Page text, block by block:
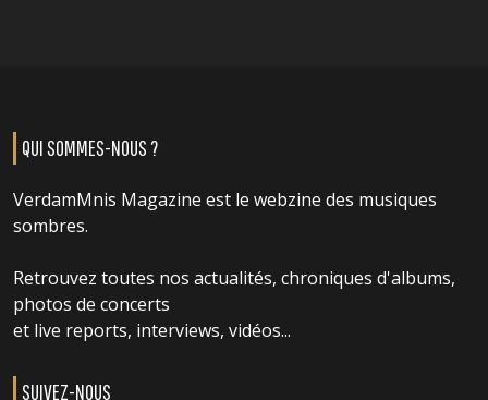
QUI SOMMES-NOUS ?
VerdamMnis Magazine est le webzine des musiques
sombres.
Retrouvez toutes nos actualités, chroniques d'albums,
photos de concerts
et live reports, interviews, vidéos...
SUIVEZ-NOUS